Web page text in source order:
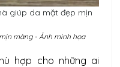
giúp da mặt đẹp mịn
màng - Ảnh minh họa
hợp cho những ai